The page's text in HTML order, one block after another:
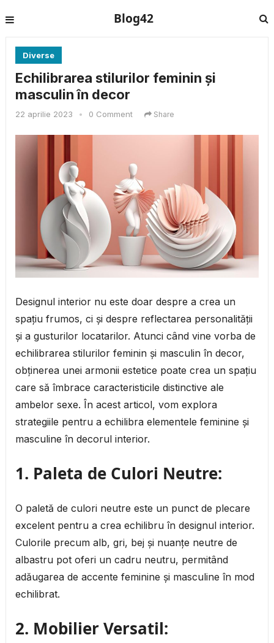
Blog42
Diverse
Echilibrarea stilurilor feminin și
masculin în decor
22 aprilie 2023 • 0 Comment Share
Designul interior nu este doar despre a crea un
spațiu frumos, ci și despre reflectarea personalității
și a gusturilor locatarilor. Atunci când vine vorba de
echilibrarea stilurilor feminin și masculin în decor,
obținerea unei armonii estetice poate crea un spațiu
care să îmbrace caracteristicile distinctive ale
ambelor sexe. În acest articol, vom explora
strategiile pentru a echilibra elementele feminine și
masculine în decorul interior.
1. Paleta de Culori Neutre:
O paletă de culori neutre este un punct de plecare
excelent pentru a crea echilibru în designul interior.
Culorile precum alb, gri, bej și nuanțe neutre de
albastru pot oferi un cadru neutru, permitând
adăugarea de accente feminine și masculine în mod
echilibrat.
2. Mobilier Versatil: